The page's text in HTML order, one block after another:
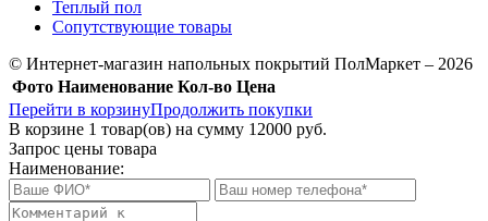
Теплый пол
Сопутствующие товары
© Интернет-магазин напольных покрытий ПолМаркет – 2026
Фото Наименование Кол-во Цена
Перейти в корзинуПродолжить покупки
В корзине 1 товар(ов) на сумму 12000 руб.
Запрос цены товара
Наименование: